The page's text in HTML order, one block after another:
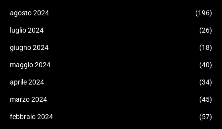
agosto 2024 (196)
luglio 2024 (26)
giugno 2024 (18)
maggio 2024 (40)
aprile 2024 (34)
marzo 2024 (45)
febbraio 2024 (57)